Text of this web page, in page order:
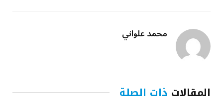
محمد علواني
المقالات ذات الصلة